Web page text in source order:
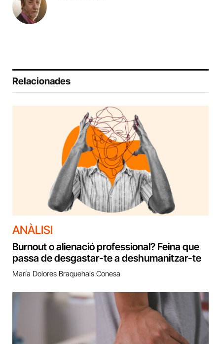
Relacionades
ANÀLISI
Burnout o alienació professional? Feina que
passa de desgastar-te a deshumanitzar-te
María Dolores Braquehais Conesa